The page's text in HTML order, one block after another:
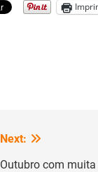
Next:
Outubro com